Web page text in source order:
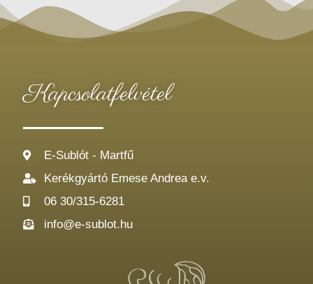
Kapcsolatfelvétel
E-Sublót - Martfű
Kerékgyártó Emese Andrea e.v.
06 30/315-6281
info@e-sublot.hu